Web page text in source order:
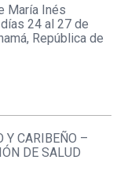
María Inés
24 al 27 de
República de
Y CARIBEÑO –
DE SALUD